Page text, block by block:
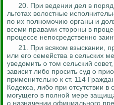
20. При ведении дел в
льготах волостные
по их полномочию органы и
всеми правами стороны в
процессе непосредственно
21. При всяком взыскании,
или его семейства в сельских
уведомить о том сельский
зависит либо просить суд о
применительно к ст. 114
Кодекса, либо при отсутствии
могущего в полной мере
о назначении официального